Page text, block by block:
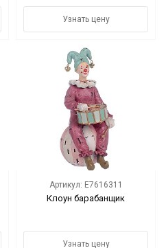
Узнать цену
Артикул: E7616311
Клоун барабанщик
Узнать цену